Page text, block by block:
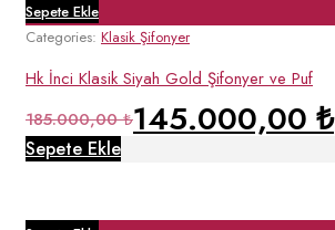
Sepete Ekle
Categories: Klasik Şifonyer
Hk İnci Klasik Siyah Gold Şifonyer ve Puf
185.000,00₺145.000,00₺
Sepete Ekle